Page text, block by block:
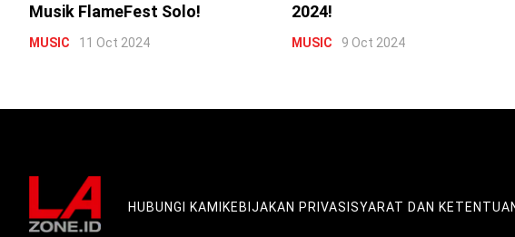
Musik FlameFest Solo!
MUSIC 11 Oct 2024
2024!
MUSIC 9 Oct 2024
HUBUNGI KAMIKEBIJAKAN PRIVASISYARAT DAN